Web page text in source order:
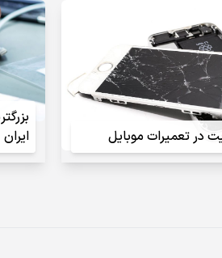
در تعمیرات موبایل
ایران